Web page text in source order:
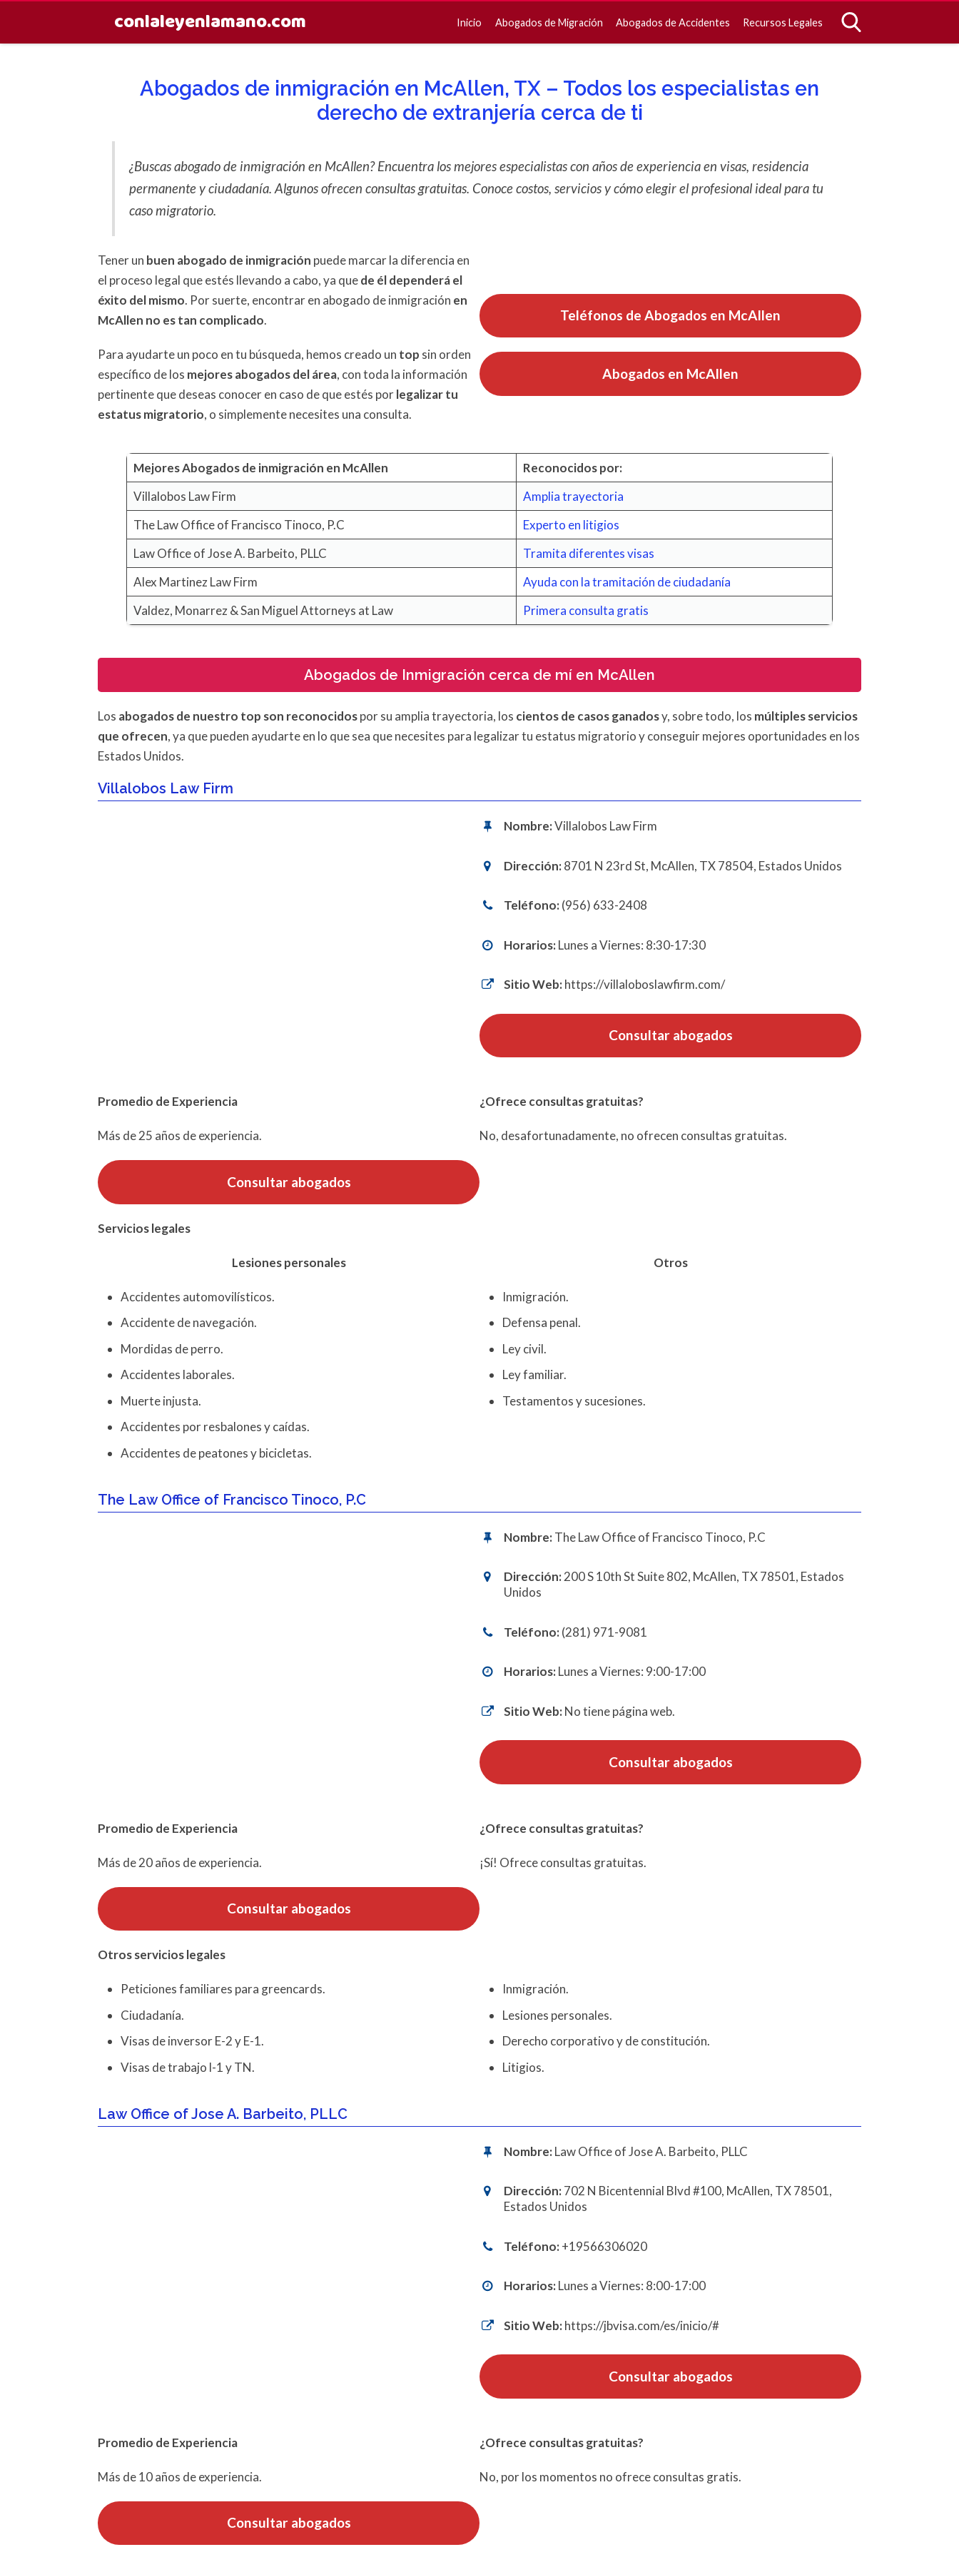
conlaleyenlamano.com Inicio Abogados de Migración Abogados de Accidentes Recursos Legales
Abogados de inmigración en McAllen, TX – Todos los especialistas en
derecho de extranjería cerca de ti
¿Buscas abogado de inmigración en McAllen? Encuentra los mejores especialistas con años de experiencia en visas, residencia
permanente y ciudadanía. Algunos ofrecen consultas gratuitas. Conoce costos, servicios y cómo elegir el profesional ideal para tu
caso migratorio.
Tener un buen abogado de inmigración puede marcar la diferencia en
el proceso legal que estés llevando a cabo, ya quede él dependerá el
éxito del mismo. Por suerte, encontrar en abogado de inmigración en
McAllen no es tan complicado.
Para ayudarte un poco en tu búsqueda, hemos creado un top sin orden
específico de los mejores abogados del área, con toda la información
pertinente que deseas conocer en caso de que estés porlegalizar tu
estatus migratorio, o simplemente necesites una consulta.
Teléfonos de Abogados en McAllen
Abogados en McAllen
Mejores Abogados de inmigración en McAllen
Reconocidos por:
Villalobos Law Firm
Amplia trayectoria
The Law Office of Francisco Tinoco, P.C
Experto en litigios
Law Office of Jose A. Barbeito, PLLC
Tramita diferentes visas
Alex Martinez Law Firm
Ayuda con la tramitación de ciudadanía
Valdez, Monarrez & San Miguel Attorneys at Law
Primera consulta gratis
Abogados de Inmigración cerca de mí en McAllen
Los abogados de nuestro top son reconocidospor su amplia trayectoria, los cientos de casos ganadosy, sobre todo, los múltiples servicios
que ofrecen, ya que pueden ayudarte en lo que sea que necesites para legalizar tu estatus migratorio y conseguir mejores oportunidades en los
Estados Unidos.
Villalobos Law Firm
Nombre:Villalobos Law Firm
Dirección:8701 N 23rd St, McAllen, TX 78504, Estados Unidos
Teléfono:(956) 633-2408
Horarios:Lunes a Viernes: 8:30-17:30
Sitio Web:https://villaloboslawfirm.com/
Consultar abogados
Promedio de Experiencia
Más de 25 años de experiencia.
Consultar abogados
¿Ofrece consultas gratuitas?
No, desafortunadamente, no ofrecen consultas gratuitas.
Servicioslegales
Lesiones personales
Accidentes automovilísticos.
Accidente de navegación.
Mordidas de perro.
Accidentes laborales.
Muerte injusta.
Accidentes por resbalones y caídas.
Accidentes de peatones y bicicletas.
Otros
Inmigración.
Defensa penal.
Ley civil.
Ley familiar.
Testamentos y sucesiones.
The Law Office of Francisco Tinoco, P.C
Nombre:The Law Office of Francisco Tinoco, P.C
Dirección:200 S 10th St Suite 802, McAllen, TX 78501, Estados
Unidos
Teléfono:(281) 971-9081
Horarios:Lunes a Viernes: 9:00-17:00
Sitio Web:No tiene página web.
Consultar abogados
Promedio de Experiencia
Más de 20 años de experiencia.
Consultar abogados
¿Ofrece consultas gratuitas?
¡Sí! Ofrece consultas gratuitas.
Otros servicioslegales
Peticiones familiares para greencards.
Ciudadanía.
Visas de inversor E-2 y E-1.
Visas de trabajo l-1 y TN.
Inmigración.
Lesiones personales.
Derecho corporativo y de constitución.
Litigios.
Law Office of Jose A. Barbeito, PLLC
Nombre:Law Office of Jose A. Barbeito, PLLC
Dirección:702 N Bicentennial Blvd #100, McAllen, TX 78501,
Estados Unidos
Teléfono:+19566306020
Horarios:Lunes a Viernes: 8:00-17:00
Sitio Web:https://jbvisa.com/es/inicio/#
Consultar abogados
Promedio de Experiencia
Más de 10 años de experiencia.
Consultar abogados
¿Ofrece consultas gratuitas?
No, por los momentos no ofrece consultas gratis.